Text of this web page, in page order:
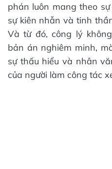
phán luôn mang theo
sự kiên nhẫn và tinh
Và từ đó, công lý
bản án nghiêm minh,
sự thấu hiểu và nhân
của người làm công tác